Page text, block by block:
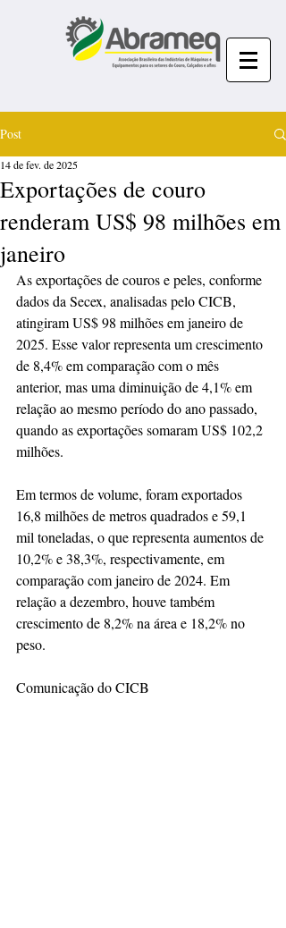
Post
Exportações de couro
renderam US$ 98 milhões em
janeiro
14 de fev. de 2025
As exportações de couros e peles, conforme
dados da Secex, analisadas pelo CICB,
atingiram US$ 98 milhões em janeiro de
2025. Esse valor representa um crescimento
de 8,4% em comparação com o mês
anterior, mas uma diminuição de 4,1% em
relação ao mesmo período do ano passado,
quando as exportações somaram US$ 102,2
milhões.
Em termos de volume, foram exportados
16,8 milhões de metros quadrados e 59,1
mil toneladas, o que representa aumentos de
10,2% e 38,3%, respectivamente, em
comparação com janeiro de 2024. Em
relação a dezembro, houve também
crescimento de 8,2% na área e 18,2% no
peso.
Comunicação do CICB